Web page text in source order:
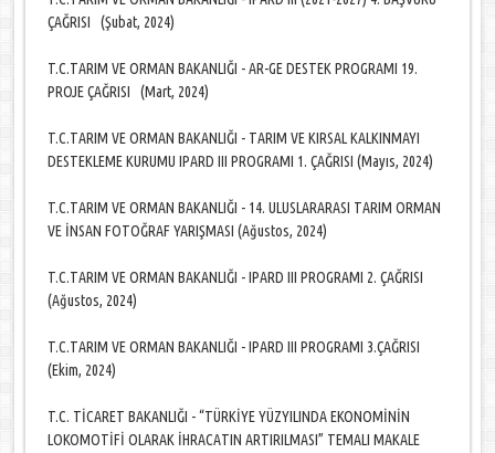
ÇAĞRISI (Şubat, 2024)
T.C.TARIM VE ORMAN BAKANLIĞI - AR-GE DESTEK PROGRAMI 19.
PROJE ÇAĞRISI (Mart, 2024)
T.C.TARIM VE ORMAN BAKANLIĞI - TARIM VE KIRSAL KALKINMAYI
DESTEKLEME KURUMU IPARD III PROGRAMI 1. ÇAĞRISI (Mayıs, 2024)
T.C.TARIM VE ORMAN BAKANLIĞI - 14. ULUSLARARASI TARIM ORMAN
VE İNSAN FOTOĞRAF YARIŞMASI (Ağustos, 2024)
T.C.TARIM VE ORMAN BAKANLIĞI - IPARD III PROGRAMI 2. ÇAĞRISI
(Ağustos, 2024)
T.C.TARIM VE ORMAN BAKANLIĞI - IPARD III PROGRAMI 3.ÇAĞRISI
(Ekim, 2024)
T.C. TİCARET BAKANLIĞI - “TÜRKİYE YÜZYILINDA EKONOMİNİN
LOKOMOTİFİ OLARAK İHRACATIN ARTIRILMASI” TEMALI MAKALE